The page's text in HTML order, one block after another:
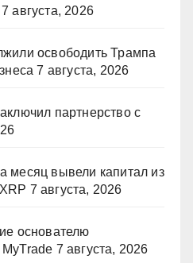
7 августа, 2026
освободить Трампа
7 августа, 2026
партнерство с
месяц вывели капитал из
7 августа, 2026
основателю
7 августа, 2026